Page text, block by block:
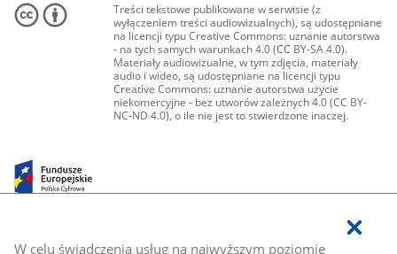
W celu świadczenia usług na najwyższym poziomie
Treści tekstowe publikowane w serwisie (z
wyłączeniem treści audiowizualnych), są udostępniane
na licencji typu Creative Commons: uznanie autorstwa
- na tych samych warunkach 4.0 (CC BY-SA 4.0).
Materiały audiowizualne, w tym zdjęcia, materiały
audio i wideo, są udostępniane na licencji typu
Creative Commons: uznanie autorstwa użycie
niekomercyjne - bez utworów zależnych 4.0 (CC BY-
NC-ND 4.0), o ile nie jest to stwierdzone inaczej.